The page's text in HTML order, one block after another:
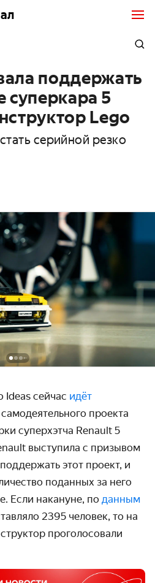
поддержать
5
Lego
серийной резко
Ideas сейчас идёт
проекта
суперхэтча Renault 5
выступила с призывом
этот проект, и
поданных за него
Если накануне, по данным
2395 человек, то на
проголосовали